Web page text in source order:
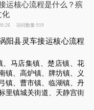
运核心流程是什么？殡
化
访问数量:919
阳县灵车接运核心流程
、马店集镇、楚店镇、花
镇、高炉镇、牌坊镇、义
镇、曹市镇、临湖镇、丹
里镇城关街道、天静宫街